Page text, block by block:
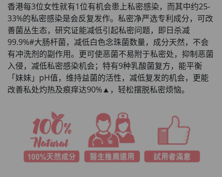
香港每3位女性就有1位有机会患上私密感染，而其中约25-
33%的私密感染是会反复发作。私密净严选专利成分，可改
善菌丛生态，研究证能减低引起私密问题，即日杀减
99.9%#大肠杆菌，减低白色念珠菌数量，成分天然，不会
有冲洗剂的副作用。更可使恶菌不易附于私密处，抑制恶菌
入侵，减低私密感染机会；特有9种乳酸菌复方，能平衡
「妹妹」pH值，维持益菌的活性，减低复发的机会，更能
改善私处灼热及痕痒达90%▲，轻松摆脱私密烦恼。